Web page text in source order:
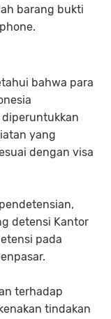
barang bukti
bahwa para
yang
dengan visa
detensi Kantor
pada
terhadap
tindakan